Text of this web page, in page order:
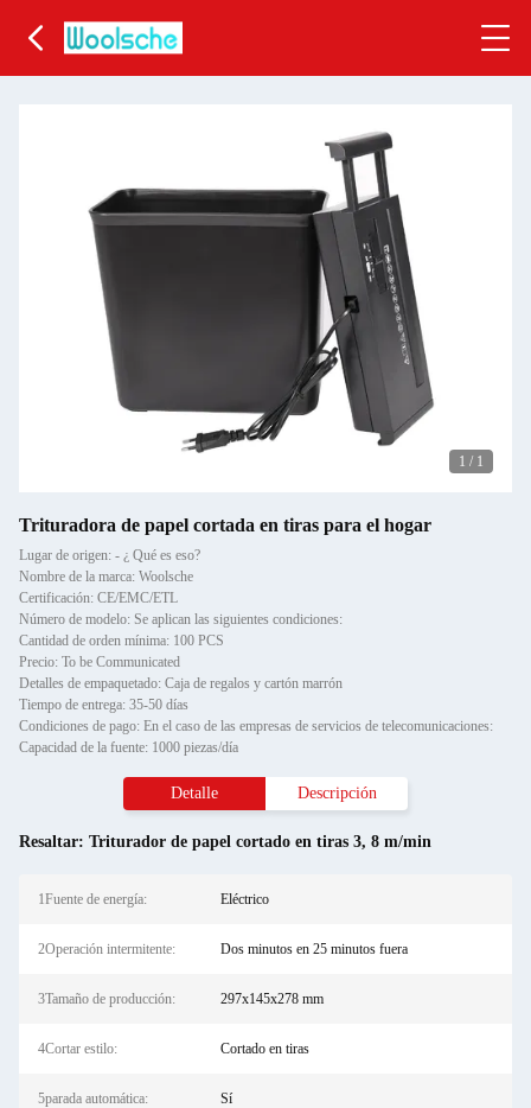
1 / 1
Trituradora de papel cortada en tiras para el hogar
Lugar de origen: - ¿ Qué es eso?
Nombre de la marca: Woolsche
Certificación: CE/EMC/ETL
Número de modelo: Se aplican las siguientes condiciones:
Cantidad de orden mínima: 100 PCS
Precio: To be Communicated
Detalles de empaquetado: Caja de regalos y cartón marrón
Tiempo de entrega: 35-50 días
Condiciones de pago: En el caso de las empresas de servicios de telecomunicaciones:
Capacidad de la fuente: 1000 piezas/día
Detalle Descripción
Resaltar: Triturador de papel cortado en tiras 3, 8 m/min
1Fuente de energía: Eléctrico
2Operación intermitente: Dos minutos en 25 minutos fuera
3Tamaño de producción: 297x145x278 mm
4Cortar estilo: Cortado en tiras
5parada automática: Sí